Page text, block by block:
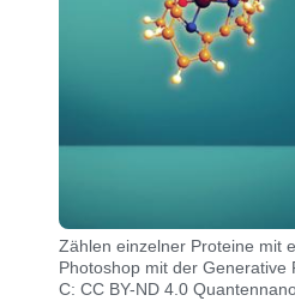
Zählen einzelner Proteine mit
Photoshop mit der Generative
C: CC BY-ND 4.0